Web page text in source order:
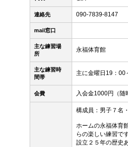
連絡先 090-7839-8147
mail窓口
主な練習場
所
永福体育館
主な練習時
間帯
主に金曜日19：
会費 入会金1000円（随
構成員：男子７名
ホームの永福体育
らの楽しい練習です
設立２５年の歴史